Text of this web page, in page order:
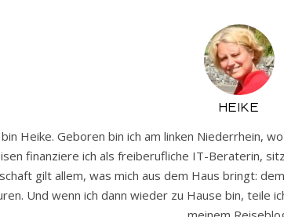
HEIKE
Heike. Geboren bin ich am linken Niederrhein,
finanziere ich als freiberufliche IT-Beraterin,
gilt allem, was mich aus dem Haus bringt:
Und wenn ich dann wieder zu Hause bin, teile